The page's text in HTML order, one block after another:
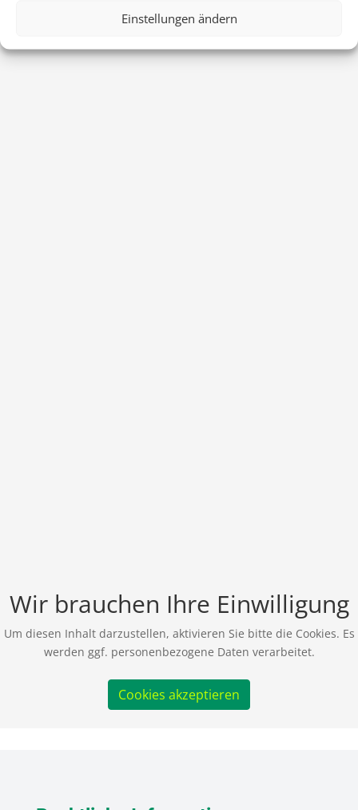
Einstellungen ändern
Wir brauchen Ihre Einwilligung
Um diesen Inhalt darzustellen, aktivieren Sie bitte die Cookies. Es
werden ggf. personenbezogene Daten verarbeitet.
Cookies akzeptieren